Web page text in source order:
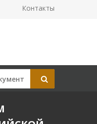
Контакты